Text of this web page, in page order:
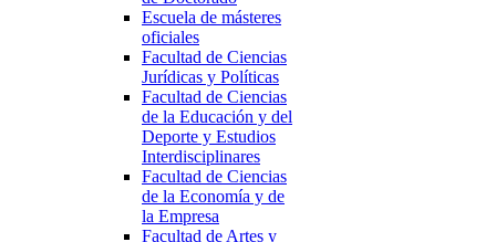
Escuela de másteres
oficiales
Facultad de Ciencias
Jurídicas y Políticas
Facultad de Ciencias
de la Educación y del
Deporte y Estudios
Interdisciplinares
Facultad de Ciencias
de la Economía y de
la Empresa
Facultad de Artes y